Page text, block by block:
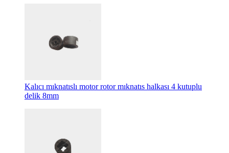
Kalıcı mıknatıslı motor rotor mıknatıs halkası 4 kutuplu
delik 8mm